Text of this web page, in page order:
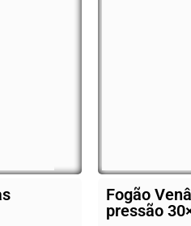
Fogão
pressão